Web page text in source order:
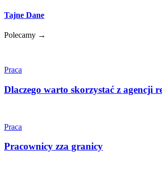
Tajne Dane
Polecamy →
Praca
Dlaczego warto skorzystać z agencji
Praca
Pracownicy zza granicy